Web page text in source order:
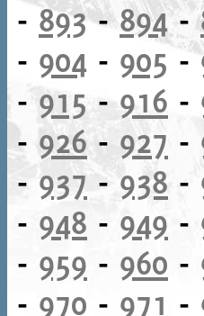
- 893-894-
- 904 - 905 -
-915 - 916 -
-926- 927 -
- 937-938 -
- 948 - 949 -
- 959 - 960 -
- 970 - 971 -